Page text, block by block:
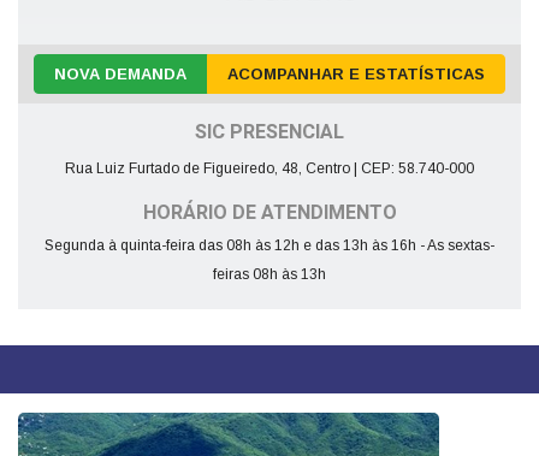
NOVA DEMANDA ACOMPANHAR E ESTATÍSTICAS
SIC PRESENCIAL
Rua Luiz Furtado de Figueiredo, 48, Centro | CEP: 58.740-000
HORÁRIO DE ATENDIMENTO
Segunda à quinta-feira das 08h às 12h e das 13h às 16h - As sextas-
feiras 08h às 13h